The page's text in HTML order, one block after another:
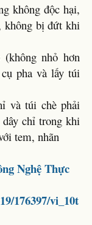
không độc hại,
không bị đứt khi
nhỏ hơn
pha và lấy túi
và túi chè phải
chỉ trong khi
tem, nhãn
Nghệ Thực
176397/vi_10t